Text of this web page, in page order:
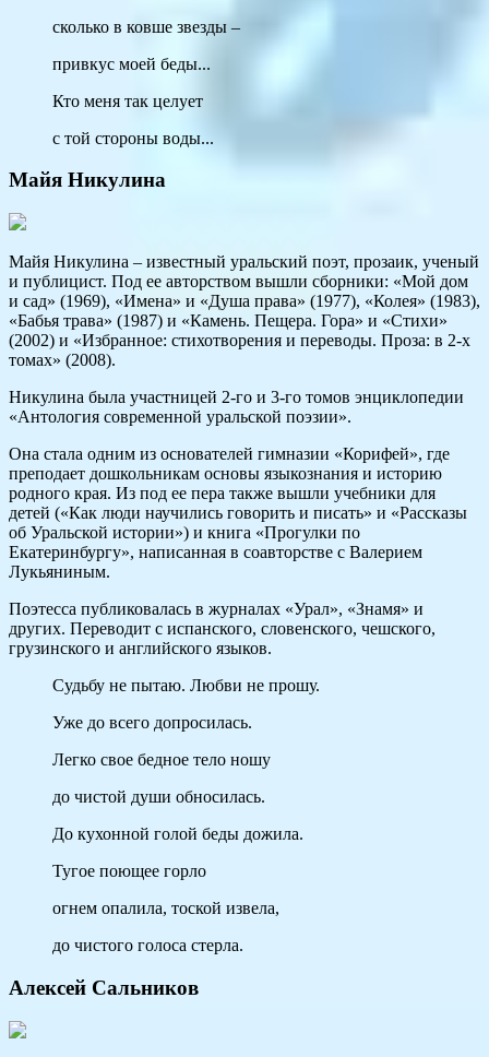
сколько в ковше звезды –
привкус моей беды...
Кто меня так целует
с той стороны воды...
Майя Никулина
Майя Никулина – известный уральский поэт, прозаик, ученый
и публицист. Под ее авторством вышли сборники: «Мой дом
и сад» (1969), «Имена» и «Душа права» (1977), «Колея» (1983),
«Бабья трава» (1987) и «Камень. Пещера. Гора» и «Стихи»
(2002) и «Избранное: стихотворения и переводы. Проза: в 2-х
томах» (2008).
Никулина была участницей 2-го и 3-го томов энциклопедии
«Антология современной уральской поэзии».
Она стала одним из основателей гимназии «Корифей», где
преподает дошкольникам основы языкознания и историю
родного края. Из под ее пера также вышли учебники для
детей («Как люди научились говорить и писать» и «Рассказы
об Уральской истории») и книга «Прогулки по
Екатеринбургу», написанная в соавторстве с Валерием
Лукьяниным.
Поэтесса публиковалась в журналах «Урал», «Знамя» и
других. Переводит с испанского, словенского, чешского,
грузинского и английского языков.
Судьбу не пытаю. Любви не прошу.
Уже до всего допросилась.
Легко свое бедное тело ношу
до чистой души обносилась.
До кухонной голой беды дожила.
Тугое поющее горло
огнем опалила, тоской извела,
до чистого голоса стерла.
Алексей Сальников